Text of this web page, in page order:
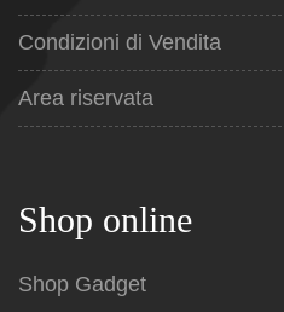
Condizioni di Vendita
Area riservata
Shop online
Shop Gadget